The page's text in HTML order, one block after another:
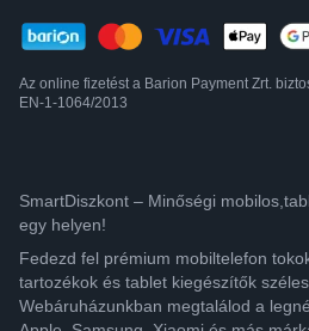
Az online fizetést a Barion Payment Zrt.
EN-1-1064/2013
SmartDiszkont – Minőségi
egy helyen!
Fedezd fel prémium mobiltelefon
tartozékok és tablet kiegészítők
Webáruházunkban megtalálod a